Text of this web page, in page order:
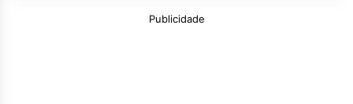
Publicidade